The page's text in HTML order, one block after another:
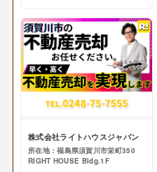
株式会社ライトハウスジャパン
所在地：福島県須賀川市栄町350
RIGHT HOUSE Bldg.1F